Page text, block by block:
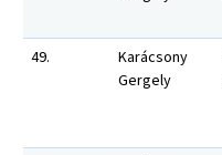
49.
Karácsony
Gergely